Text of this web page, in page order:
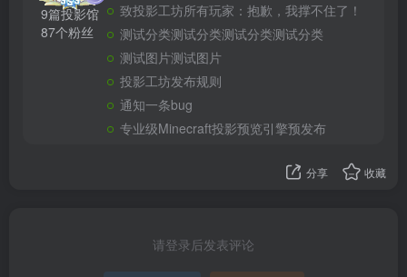
9篇投影馆
87个粉丝
致投影工坊所有玩家：抱歉，我撑不住了！
测试分类测试分类测试分类测试分类
测试图片测试图片
投影工坊发布规则
通知一条bug
专业级Minecraft投影预览引擎预发布
分享 收藏
请登录后发表评论